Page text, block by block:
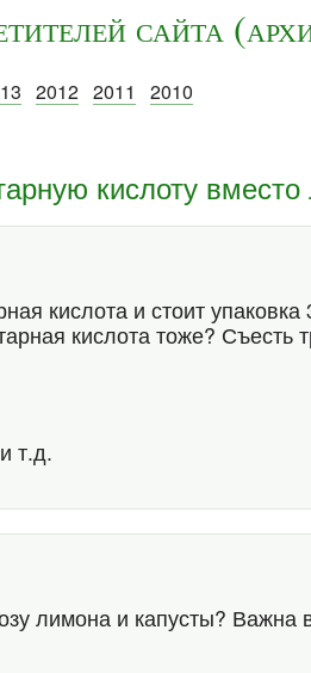
сайта
2012 2011 2010
кислоту вместо
кислота и стоит
кислота тоже? Съесть
т.д.
лимона и капусты?